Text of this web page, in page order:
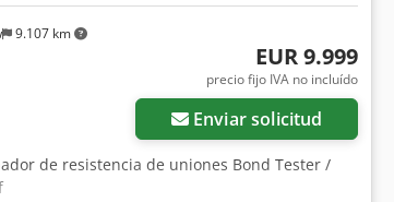
9.107 km
EUR 9.999
precio fijo IVA no incluído
Enviar solicitud
de resistencia de uniones Bond Tester /